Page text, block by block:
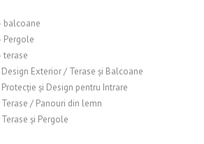
balcoane
Pergole
terase
Exterior / Terase și Balcoane
și Design pentru Intrare
/ Panouri din lemn
și Pergole